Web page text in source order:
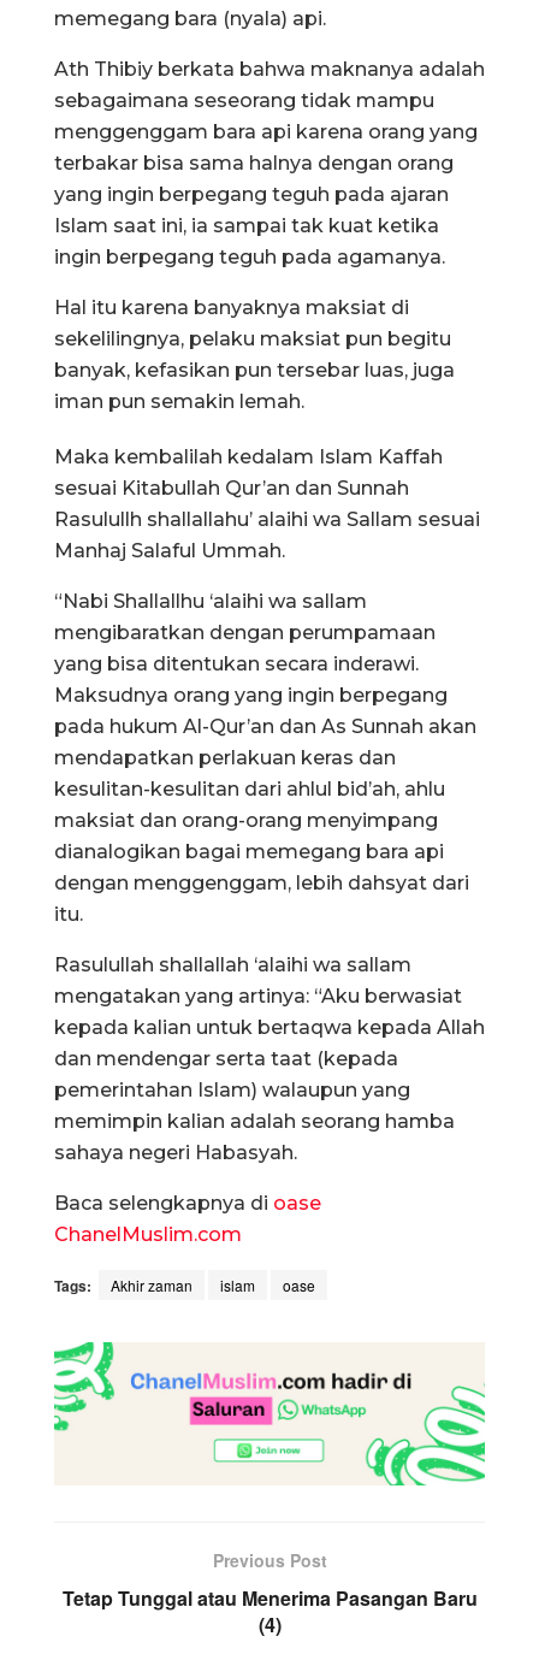
memegang bara (nyala) api.
Ath Thibiy berkata bahwa maknanya adalah
sebagaimana seseorang tidak mampu
menggenggam bara api karena orang yang
terbakar bisa sama halnya dengan orang
yang ingin berpegang teguh pada ajaran
Islam saat ini, ia sampai tak kuat ketika
ingin berpegang teguh pada agamanya.
Hal itu karena banyaknya maksiat di
sekelilingnya, pelaku maksiat pun begitu
banyak, kefasikan pun tersebar luas, juga
iman pun semakin lemah.
Maka kembalilah kedalam Islam Kaffah
sesuai Kitabullah Qur’an dan Sunnah
Rasulullh shallallahu’ alaihi wa Sallam sesuai
Manhaj Salaful Ummah.
“Nabi Shallallhu ‘alaihi wa sallam
mengibaratkan dengan perumpamaan
yang bisa ditentukan secara inderawi.
Maksudnya orang yang ingin berpegang
pada hukum Al-Qur’an dan As Sunnah akan
mendapatkan perlakuan keras dan
kesulitan-kesulitan dari ahlul bid’ah, ahlu
maksiat dan orang-orang menyimpang
dianalogikan bagai memegang bara api
dengan menggenggam, lebih dahsyat dari
itu.
Rasulullah shallallah ‘alaihi wa sallam
mengatakan yang artinya: “Aku berwasiat
kepada kalian untuk bertaqwa kepada Allah
dan mendengar serta taat (kepada
pemerintahan Islam) walaupun yang
memimpin kalian adalah seorang hamba
sahaya negeri Habasyah.
Baca selengkapnya di oase
ChanelMuslim.com
Tags: Akhir zaman islam oase
Previous Post
Tetap Tunggal atau Menerima Pasangan Baru
(4)